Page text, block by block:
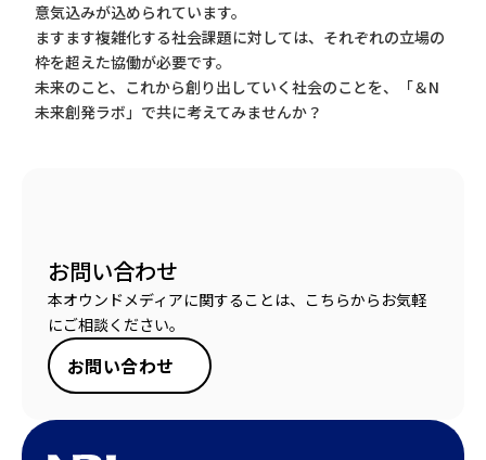
意気込みが込められています。
ますます複雑化する社会課題に対しては、それぞれの立場の
枠を超えた協働が必要です。
未来のこと、これから創り出していく社会のことを、「＆N
未来創発ラボ」で共に考えてみませんか？
お問い合わせ
本オウンドメディアに関することは、こちらからお気軽
にご相談ください。
お問い合わせ